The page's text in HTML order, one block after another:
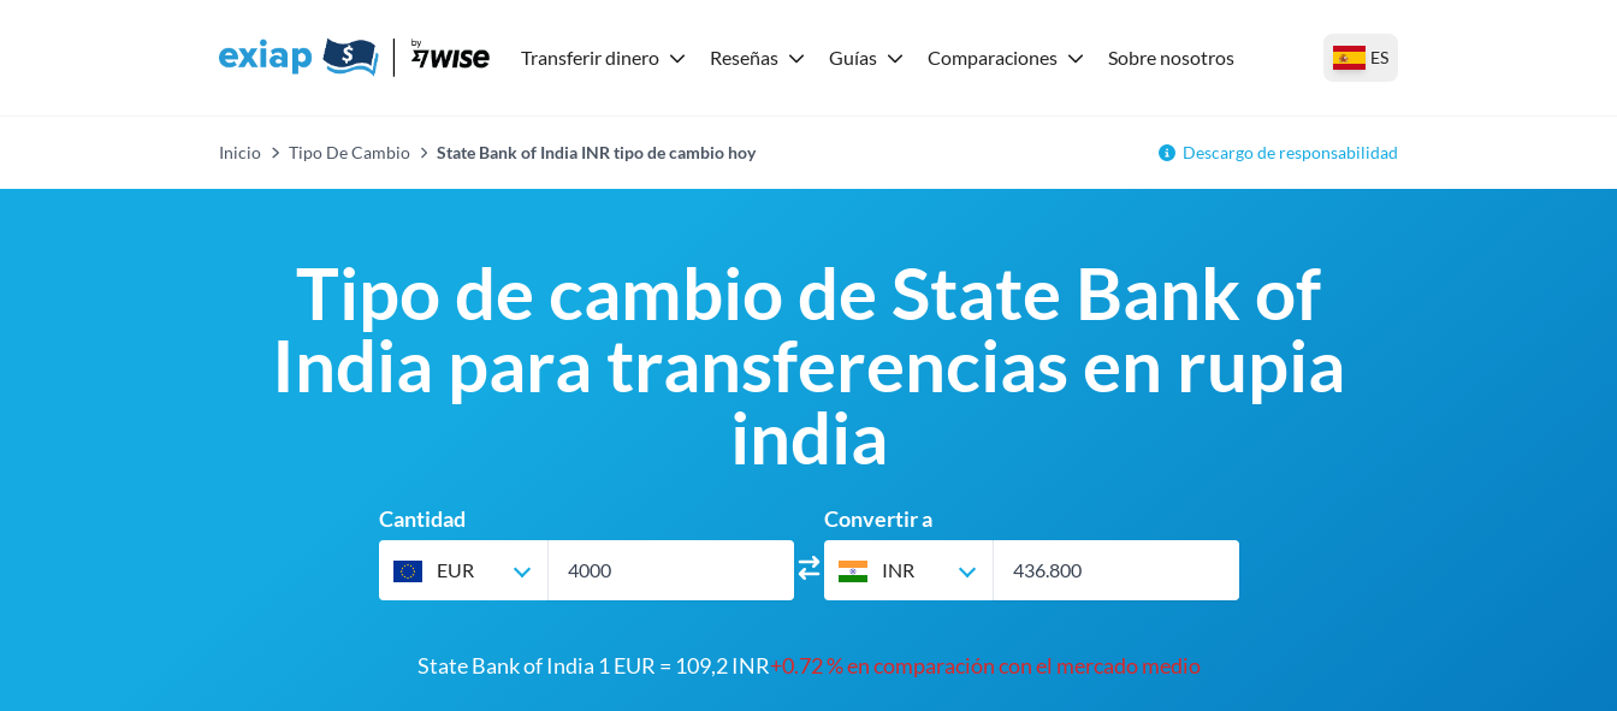
Transferir dinero Reseñas Guías Comparaciones Sobre nosotros ES
Inicio Tipo De Cambio State Bank of India INR tipo de cambio hoy Descargo de responsabilidad
Tipo de cambio de State Bank of
India para transferencias en rupia
india
Cantidad
EUR
Convertir a
INR
State Bank of India 1 EUR = 109,2 INR+0.72 % en comparación con el mercado medio